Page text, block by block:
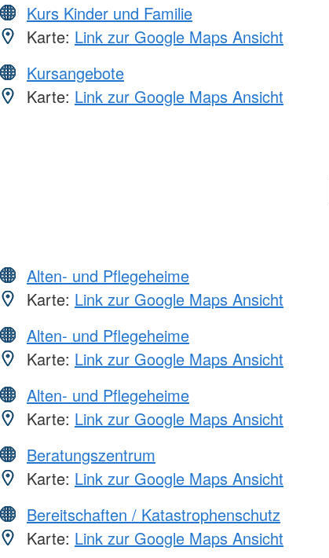
Kurs Kinder und Familie
Karte: Link zur Google Maps Ansicht
Kursangebote
Karte: Link zur Google Maps Ansicht
Alten- und Pflegeheime
Karte: Link zur Google Maps Ansicht
Alten- und Pflegeheime
Karte: Link zur Google Maps Ansicht
Alten- und Pflegeheime
Karte: Link zur Google Maps Ansicht
Beratungszentrum
Karte: Link zur Google Maps Ansicht
Bereitschaften / Katastrophenschutz
Karte: Link zur Google Maps Ansicht